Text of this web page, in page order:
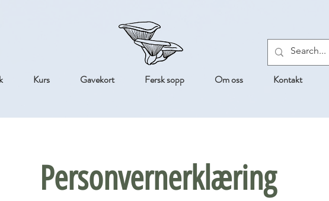
Kurs Gavekort Fersk sopp Om oss Kontakt
Personvernerklæring